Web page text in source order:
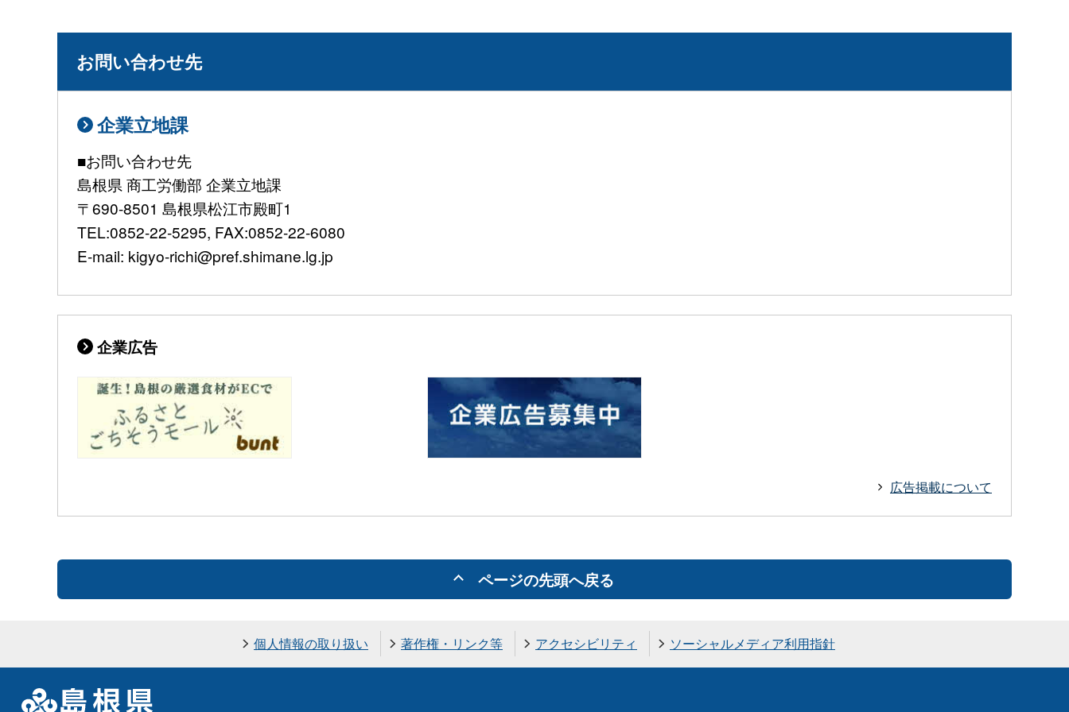
お問い合わせ先
企業立地課
■お問い合わせ先
島根県 商工労働部 企業立地課
〒690-8501 島根県松江市殿町1
TEL:0852-22-5295, FAX:0852-22-6080
E-mail: kigyo-richi@pref.shimane.lg.jp
企業広告
広告掲載について
ページの先頭へ戻る
個人情報の取り扱い 著作権・リンク等 アクセシビリティ ソーシャルメディア利用指針